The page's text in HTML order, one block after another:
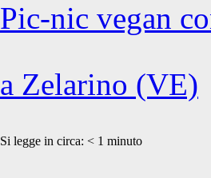
Pic-nic vegan
a Zelarino (VE)
Si legge in circa: < 1 minuto